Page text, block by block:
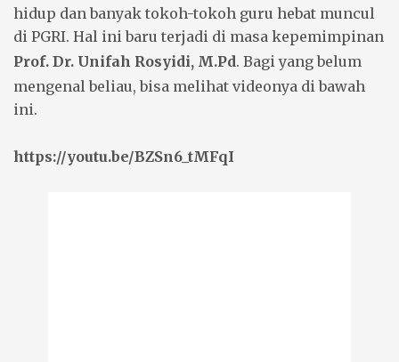
hidup dan banyak tokoh-tokoh guru hebat muncul
di PGRI. Hal ini baru terjadi di masa kepemimpinan
Prof. Dr. Unifah Rosyidi, M.Pd. Bagi yang belum
mengenal beliau, bisa melihat videonya di bawah
ini.
https://youtu.be/BZSn6_tMFqI